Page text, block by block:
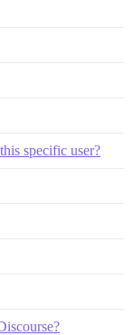
specific user?